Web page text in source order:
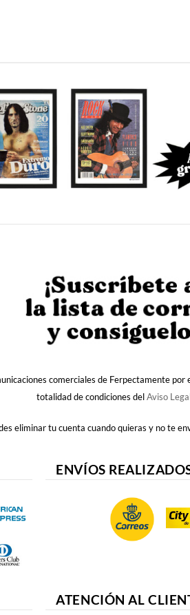
comerciales de Ferpectamente
totalidad de condiciones delAviso
eliminar tu cuenta cuando quieras y no te
ENVÍOS
ATENCIÓN AL